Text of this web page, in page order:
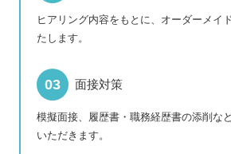
ヒアリング内容をもとに、オーダーメイ
たします。
面接対策
模擬面接、履歴書・職務経歴書の添削な
いただきます。